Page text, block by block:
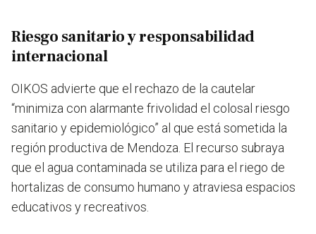
Riesgo sanitario y responsabilidad
internacional
OIKOS advierte que el rechazo de la cautelar
“minimiza con alarmante frivolidad el colosal riesgo
sanitario y epidemiológico” al que está sometida la
región productiva de Mendoza. El recurso subraya
que el agua contaminada se utiliza para el riego de
hortalizas de consumo humano y atraviesa espacios
educativos y recreativos.